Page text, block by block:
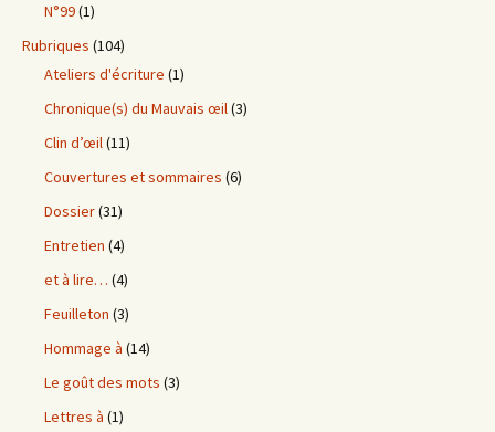
N°99(1)
Rubriques (104)
Ateliers d'écriture (1)
Chronique(s) du Mauvais œil(3)
Clin d’œil(11)
Couvertures et sommaires (6)
Dossier(31)
Entretien (4)
et à lire… (4)
Feuilleton (3)
Hommage à (14)
Le goût des mots (3)
Lettres à (1)